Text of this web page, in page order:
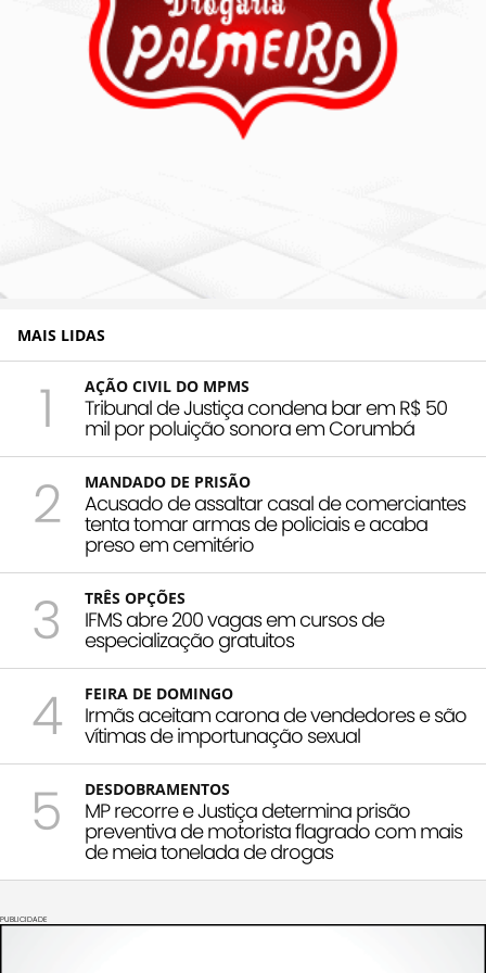
MAIS LIDAS
1 AÇÃO CIVIL DO MPMS
Tribunal de Justiça condena bar em R$ 50
mil por poluição sonora em Corumbá
2 MANDADO DE PRISÃO
Acusado de assaltar casal de comerciantes
tenta tomar armas de policiais e acaba
preso em cemitério
3 TRÊS OPÇÕES
IFMS abre 200 vagas em cursos de
especialização gratuitos
4 FEIRA DE DOMINGO
Irmãs aceitam carona de vendedores e são
vítimas de importunação sexual
5 DESDOBRAMENTOS
MP recorre e Justiça determina prisão
preventiva de motorista flagrado com mais
de meia tonelada de drogas
PUBLICIDADE